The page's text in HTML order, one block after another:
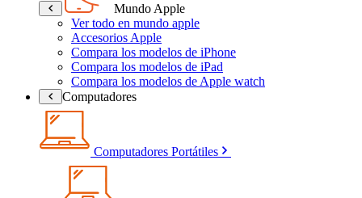
Mundo Apple
Ver todo en mundo apple
Accesorios Apple
Compara los modelos de iPhone
Compara los modelos de iPad
Compara los modelos de Apple watch
Computadores
Computadores Portátiles